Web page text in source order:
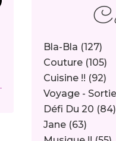
Bla-Bla (127)
Couture (105)
Cuisine !! (92)
Voyage -
Défi Du 20 (84)
Jane (63)